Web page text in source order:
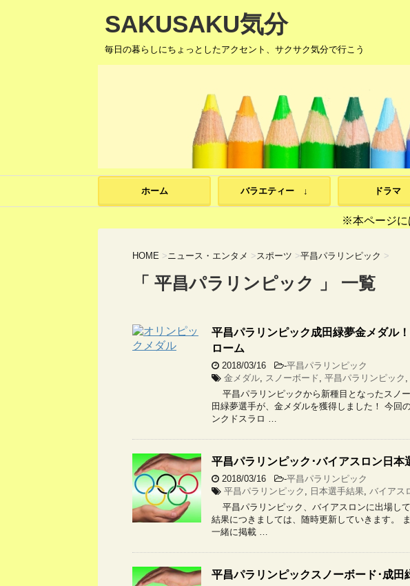
SAKUSAKU気分
毎日の暮らしにちょっとしたアクセント、サクサク気分で行こう
ホーム バラエティー ↓ ドラマ
※本ページに
HOME >ニュース・エンタメ >スポーツ >平昌パラリンピック >
「 平昌パラリンピック 」 一覧
平昌パラリンピック成田緑夢金メダル
ローム
2018/03/16 -平昌パラリンピック
金メダル, スノーボード , 平昌パラリンピック ,
平昌パラリンピックから新種目となったスノ
田緑夢選手が、金メダルを獲得しました！ 今回
ンクドスラロ …
平昌パラリンピック･バイアスロン日本
2018/03/16 -平昌パラリンピック
平昌パラリンピック , 日本選手結果, バイアス
平昌パラリンピック、バイアスロンに出場し
結果につきましては、随時更新していきます。
一緒に掲載 …
平昌パラリンピックスノーボード･成田